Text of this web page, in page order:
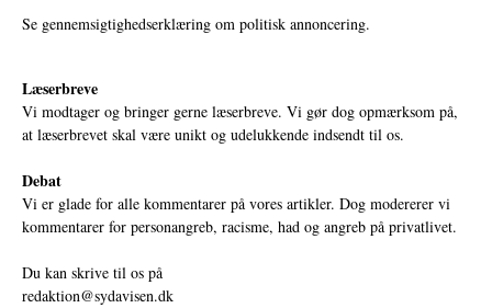
Se gennemsigtighedserklæring om politisk annoncering.
Læserbreve
Vi modtager og bringer gerne læserbreve. Vi gør dog opmærksom på,
at læserbrevet skal være unikt og udelukkende indsendt til os.
Debat
Vi er glade for alle kommentarer på vores artikler. Dog modererer vi
kommentarer for personangreb, racisme, had og angreb på privatlivet.
Du kan skrive til os på
redaktion@sydavisen.dk